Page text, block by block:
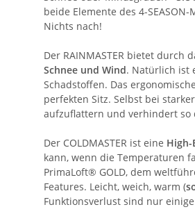
beide Elemente des 4-
Nichts nach!
Der RAINMASTER bietet durch
Schnee und Wind. Natürlich ist
Schadstoffen. Das
perfekten Sitz. Selbst bei
aufzuflattern und verhindert so
Der COLDMASTER ist eine
kann, wenn die Temperaturen
PrimaLoft® GOLD, dem
Features. Leicht, weich, warm (
Funktionsverlust sind nur